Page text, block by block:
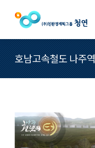
호남고속철도 나주